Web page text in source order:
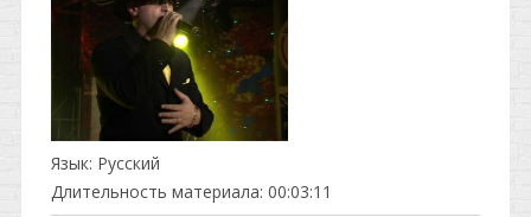
Язык: Русский
Длительность материала: 00:03:11